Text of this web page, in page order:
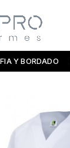
Y BORDADO